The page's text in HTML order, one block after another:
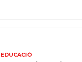
EDUCACIÓ